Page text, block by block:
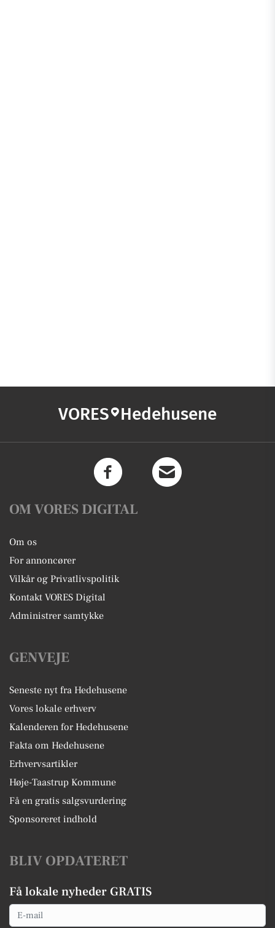
VORES Hedehusene
OM VORES DIGITAL
Om os
For annoncører
Vilkår og Privatlivspolitik
Kontakt VORES Digital
Administrer samtykke
GENVEJE
Seneste nyt fra Hedehusene
Vores lokale erhverv
Kalenderen for Hedehusene
Fakta om Hedehusene
Erhvervsartikler
Høje-Taastrup Kommune
Få en gratis salgsvurdering
Sponsoreret indhold
BLIV OPDATERET
Få lokale nyheder GRATIS
Email